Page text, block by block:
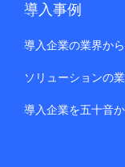
導入事例
導入企業の業界か
ソリューションの
導入企業を五十音